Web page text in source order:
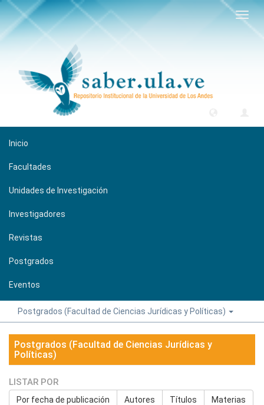
Inicio
Facultades
Unidades de Investigación
Investigadores
Revistas
Postgrados
Eventos
Postgrados (Facultad de Ciencias Jurídicas y Políticas)
Postgrados (Facultad de Ciencias Jurídicas y
Políticas)
LISTAR POR
Por fecha de publicación Autores Títulos Materias